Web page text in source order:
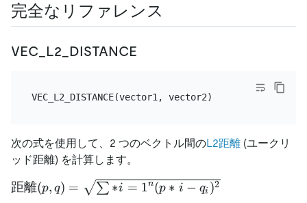
完全なリファレンス
VEC_L2_DISTANCE
次の式を使用して、2 つのベクトル間のL2距離 (ユークリ
ッド距離) を計算します。
距離
距離(p, q) = ∑ ∗i = 1n(p ∗ i − qi )2